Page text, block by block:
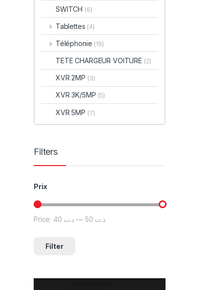
SWITCH (6)
Tablettes (4)
Téléphonie (19)
TETE CHARGEUR VOITURE (2)
XVR 2MP (3)
XVR 3K/5MP (5)
XVR 5MP (7)
Filters
Prix
Filter
Price: د.ت 40 — د.ت 50